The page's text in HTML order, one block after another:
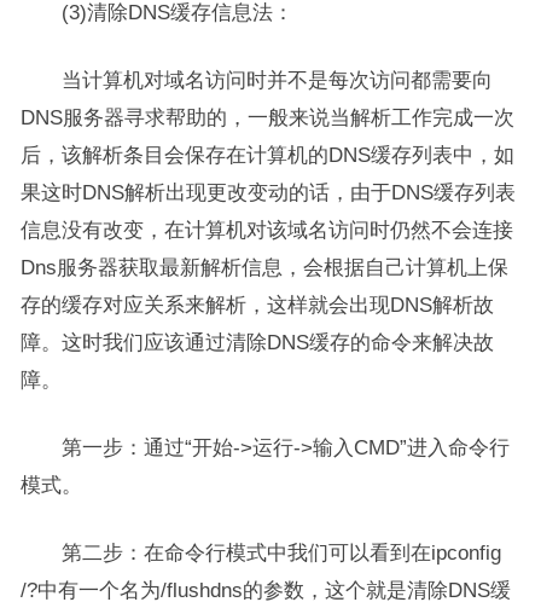
(3)清除DNS缓存信息法：
当计算机对域名访问时并不是每次访问都需要向
DNS服务器寻求帮助的，一般来说当解析工作完成一次
后，该解析条目会保存在计算机的DNS缓存列表中，如
果这时DNS解析出现更改变动的话，由于DNS缓存列表
信息没有改变，在计算机对该域名访问时仍然不会连接
Dns服务器获取最新解析信息，会根据自己计算机上保
存的缓存对应关系来解析，这样就会出现DNS解析故
障。这时我们应该通过清除DNS缓存的命令来解决故
障。
第一步：通过“开始->运行->输入CMD”进入命令行
模式。
第二步：在命令行模式中我们可以看到在ipconfig
/?中有一个名为/flushdns的参数，这个就是清除DNS缓